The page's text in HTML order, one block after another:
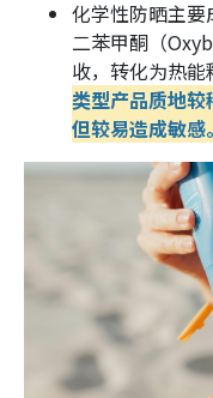
化学性防晒主要
二苯甲酮（
收，转化为热能
类型产品质地较
但较易造成敏感。